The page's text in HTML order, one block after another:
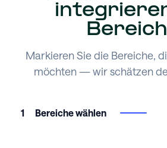
Markieren Sie die Bereiche,
möchten — wir schätzen
1 Bereiche wählen